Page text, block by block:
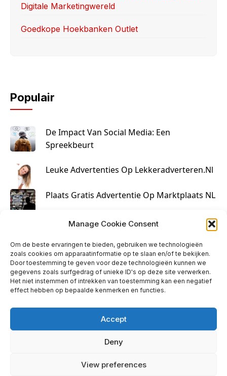
Manage Cookie Consent
Om de beste ervaringen te bieden, gebruiken we technologieën
zoals cookies om apparaatinformatie op te slaan en/of te bekijken.
Door toestemming te geven voor deze technologieën kunnen we
gegevens zoals surfgedrag of unieke ID's op deze site verwerken.
Het niet instemmen of intrekken van toestemming kan een negatief
effect hebben op bepaalde kenmerken en functies.
Accept
Deny
View preferences
Digitale Marketingwereld
Goedkope Hoekbanken Outlet
Populair
De Impact Van Social Media: Een
Spreekbeurt
Leuke Advertenties Op Lekkeradverteren.nl
Plaats Gratis Advertentie Op Marktplaats NL
Kruisbestuiving Voor Succesvolle Marketing
Contact